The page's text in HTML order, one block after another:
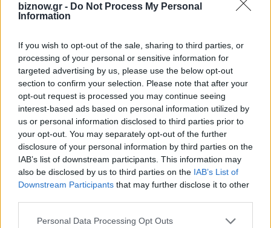
biznow.gr - Do Not Process My Personal
Information
If you wish to opt-out of the sale, sharing to third parties, or
processing of your personal or sensitive information for
targeted advertising by us, please use the below opt-out
section to confirm your selection. Please note that after your
opt-out request is processed you may continue seeing
interest-based ads based on personal information utilized by
us or personal information disclosed to third parties prior to
your opt-out. You may separately opt-out of the further
disclosure of your personal information by third parties on the
IAB’s list of downstream participants. This information may
also be disclosed by us to third parties on the IAB’s List of
Downstream Participants that may further disclose it to other
Personal Data Processing Opt Outs
ΕΠΙΧΕΙΡΗΣΕΙΣ
Hilton Chania Old Town Resort & SPA:
Ανοίγει στην Κρήτη την άνοιξη του
2026
By BizNow 7 Οκτωβρίου 2025
Ο Όμιλος Τσιλεδάκη ανακοινώνει σήμερα την
προσθήκη του Hilton Chania Old Town Resort & SPA
στο διαρκώς διευρυνόμενο χαρτοφυλάκιό του.…